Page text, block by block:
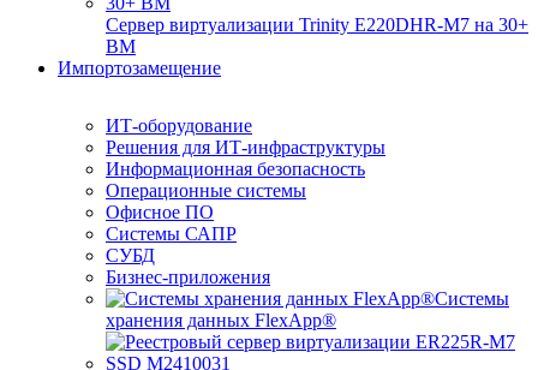
Сервер виртуализации Trinity E220DHR-M7 на 30+
ВМ
Импортозамещение
ИТ-оборудование
Решения для ИТ-инфраструктуры
Информационная безопасность
Операционные системы
Офисное ПО
Системы САПР
СУБД
Бизнес-приложения
Системы
хранения данных FlexApp®